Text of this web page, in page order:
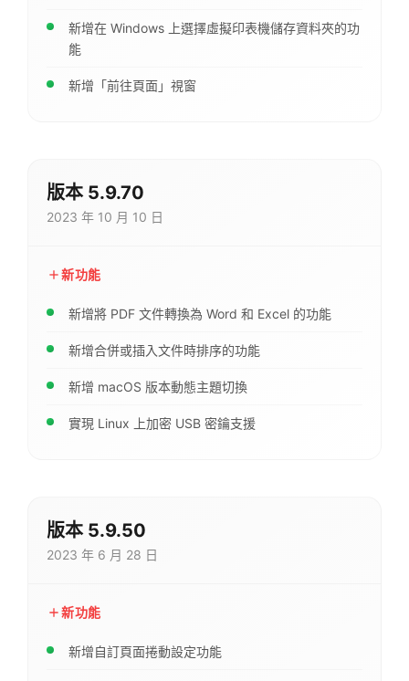
新增在 Windows 上選擇虛擬印表機儲存資料夾的功
能
新增「前往頁面」視窗
版本 5.9.70
2023 年 10 月 10 日
新功能
新增將 PDF 文件轉換為 Word 和 Excel 的功能
新增合併或插入文件時排序的功能
新增 macOS 版本動態主題切換
實現 Linux 上加密 USB 密鑰支援
版本 5.9.50
2023 年 6 月 28 日
新功能
新增自訂頁面捲動設定功能